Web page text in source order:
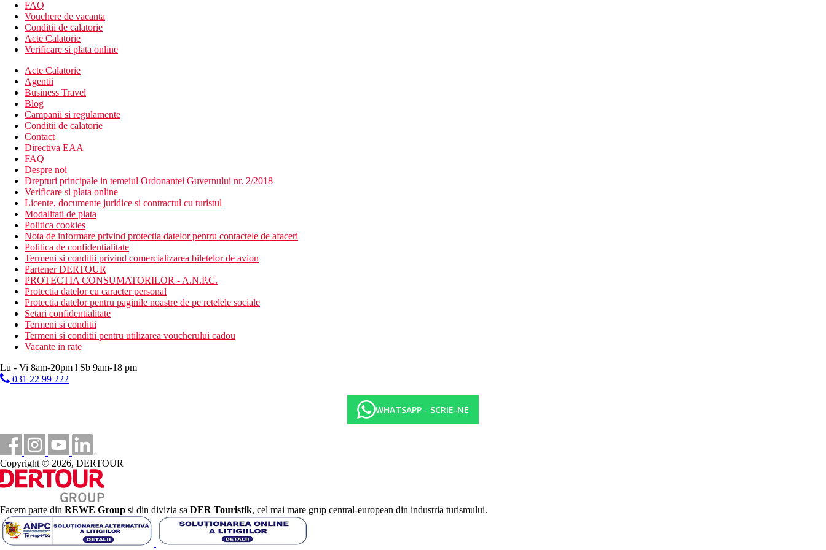
bar langa piscina
lobby bar
8 piscine exterioare si interioare
terasa la soare
partea Deluxe numai pentru clientii in camere cu serviciu Deluxe
serviciu de trezire
room service
bancomat
parcare
sala de fitness
babysitting (contra cost)
Descrierea plajei
plaja cu pietris chiar langa hotel (pietre la intrarea in apa - se recomanda pantofi de apa)
sezlonguri si umbrele gratuite pe plaja
Activitati sportive gratuite
yoga
zumba
aerobic
pilates
baschet
echipament de tenis
tenis de masa
darts
inchiriere biciclete
sporturi acvatice nemotorizate pe plaja (gratuit 20 min. zilnic).
Activitati sportive contra cost
tenis
sporturi nautice motorizate
windsurfing
Mic dejun tip bufet
Gustare de dimineata
Pranz tip bufet
Gustare de dupa-amiaza
Cina tip bufet
Posibilitate de cina in restaurante a la carte (necesita rezervare)
Bauturi alcoolice si non-alcoolice locale si internationale, cocktailuri, cafea, ceai (10:00 a.m.-02:00 a.m.)
Categoria oficiala
5 stele
FAQ
Vouchere de vacanta
Conditii de calatorie
Acte Calatorie
Verificare si plata online
Acte Calatorie
Agentii
Business Travel
Blog
Campanii si regulamente
Conditii de calatorie
Contact
Directiva EAA
FAQ
Despre noi
Drepturi principale in temeiul Ordonantei Guvernului nr. 2/2018
Verificare si plata online
Licente, documente juridice si contractul cu turistul
Modalitati de plata
Politica cookies
Nota de informare privind protectia datelor pentru contactele de afaceri
Politica de confidentialitate
Termeni si conditii privind comercializarea biletelor de avion
Partener DERTOUR
PROTECTIA CONSUMATORILOR - A.N.P.C.
Protectia datelor cu caracter personal
Protectia datelor pentru paginile noastre de pe retelele sociale
Setari confidentialitate
Termeni si conditii
Termeni si conditii pentru utilizarea voucherului cadou
Vacante in rate
Lu - Vi 8am-20pm l Sb 9am-18 pm
031 22 99 222
WHATSAPP - SCRIE-NE
Copyright © 2026, DERTOUR
Facem parte din REWE Group si din divizia sa DER Touristik, cel mai mare grup central-european din industria turismului.